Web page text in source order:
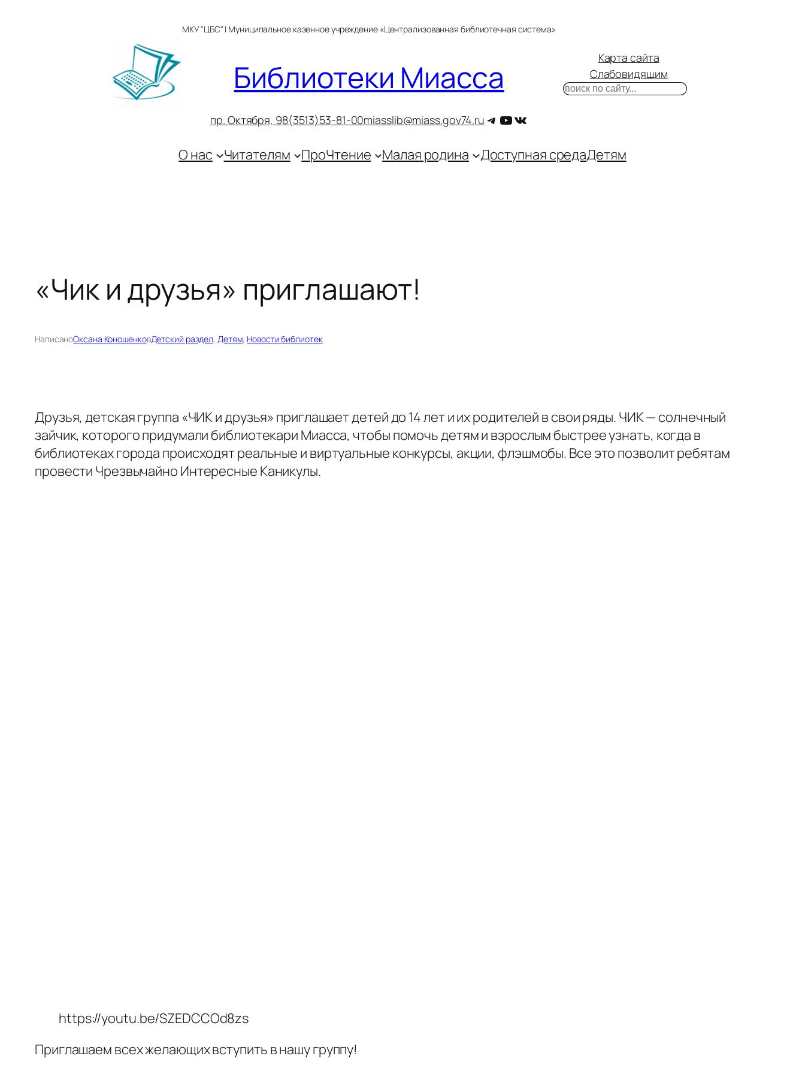
МКУ "ЦБС" | Муниципальное казенное учреждение «Централизованная библиотечная система»
Библиотеки Миасса
пр. Октября, 98(3513)53-81-00miasslib@miass.gov74.ru Telegram
YouTube
ВКонтакте
Карта сайта
Слабовидящим
Поиск
О нас Читателям ПроЧтение Малая родина Доступная средаДетям
«Чик и друзья» приглашают!
НаписаноОксана КоношенковДетский раздел, Детям, Новости библиотек
Друзья, детская группа «ЧИК и друзья» приглашает детей до 14 лет и их родителей в свои ряды. ЧИК — солнечный
зайчик, которого придумали библиотекари Миасса, чтобы помочь детям и взрослым быстрее узнать, когда в
библиотеках города происходят реальные и виртуальные конкурсы, акции, флэшмобы. Все это позволит ребятам
провести Чрезвычайно Интересные Каникулы.
https://youtu.be/SZEDCCOd8zs
Приглашаем всех желающих вступить в нашу группу!